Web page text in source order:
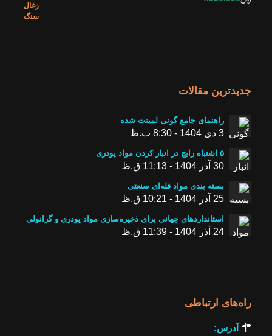
جدیدترین مقالات
راهنمای جامع گونی لمینت شده
3 دی 1404 - 8:30 ب.ظ
۵ اشتباه رایج در انبار کردن مواد پودری
30 آذر 1404 - 11:13 ق.ظ
بسته ‌بندی مواد فله‌ای صنعتی
25 آذر 1404 - 10:21 ق.ظ
استانداردهای جهانی برای ذخیره‌سازی مواد پودری و گرانولی
24 آذر 1404 - 11:39 ق.ظ
راه‌های ارتباطی
 آدرس: